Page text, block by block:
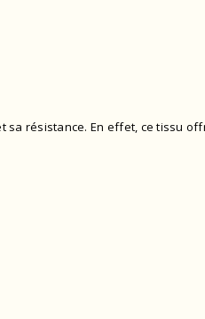
sa résistance. En effet, ce tissu